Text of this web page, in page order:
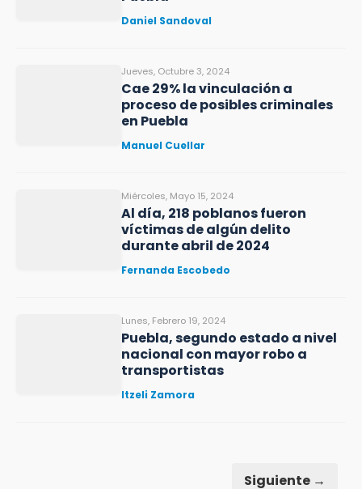
Daniel Sandoval
Jueves, Octubre 3, 2024
Cae 29% la vinculación a
proceso de posibles criminales
en Puebla
Manuel Cuellar
Miércoles, Mayo 15, 2024
Al día, 218 poblanos fueron
víctimas de algún delito
durante abril de 2024
Fernanda Escobedo
Lunes, Febrero 19, 2024
Puebla, segundo estado a nivel
nacional con mayor robo a
transportistas
Itzeli Zamora
Siguiente →